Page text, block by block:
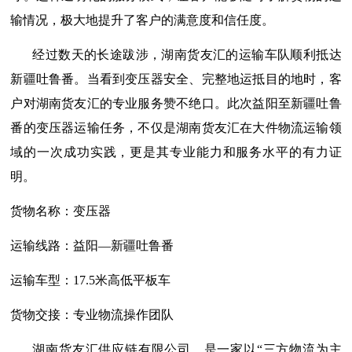
输情况，极大地提升了客户的满意度和信任度。
经过数天的长途跋涉，湖南货友汇的运输车队顺利抵达
新疆吐鲁番。当看到变压器安全、完整地运抵目的地时，客
户对湖南货友汇的专业服务赞不绝口。此次益阳至新疆吐鲁
番的变压器运输任务，不仅是湖南货友汇在大件物流运输领
域的一次成功实践，更是其专业能力和服务水平的有力证
明。
货物名称：变压器
运输线路：益阳—新疆吐鲁番
运输车型： 17.5米高低平板车
货物交接：专业物流操作团队
湖南货友汇供应链有限公司，是一家以 “三方物流为主